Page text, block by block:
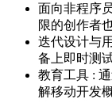
面向非程序
限的创作者
迭代设计与
备上即时测
教育工具 :
解移动开发概